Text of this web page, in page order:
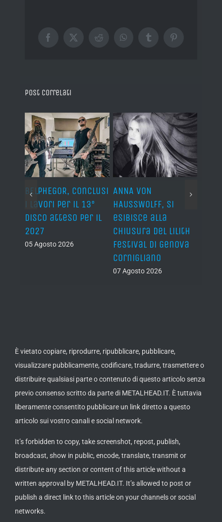
Facebook
X RedditWhatsAppTumblrPinterest
Post correlati
BELPHEGOR, conclusi
i lavori per il 13°
disco atteso per il
2027
05 Agosto 2026
ANNA VON
HAUSSWOLFF, si
esibisce alla
chiusura del Lilith
Festival di Genova
Cornigliano
07 Agosto 2026
È vietato copiare, riprodurre, ripubblicare, pubblicare,
visualizzare pubblicamente, codificare, tradurre, trasmettere o
distribuire qualsiasi parte o contenuto di questo articolo senza
previo consenso scritto da parte di METALHEAD.IT. È tuttavia
liberamente consentito pubblicare un link diretto a questo
articolo sui vostro canali e social network.
It’s forbidden to copy, take screenshot, repost, publish,
broadcast, show in public, encode, translate, transmit or
distribute any section or content of this article without a
written approval by METALHEAD.IT. It’s allowed to post or
publish a direct link to this article on your channels or social
networks.